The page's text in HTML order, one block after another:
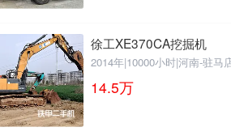
徐工XE370CA挖掘机
2014年|10000小时|河南-驻马
14.5万